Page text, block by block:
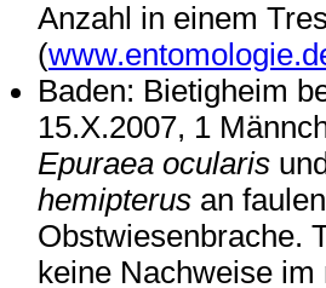
Anzahl in einem
(
Baden: Bietigheim
15.X.2007, 1
Epuraea ocularis
hemipterus an
Obstwiesenbrache.
keine Nachweise